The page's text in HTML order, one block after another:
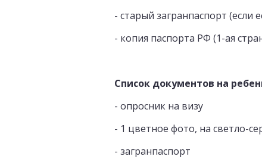
- старый загранпаспорт (если
- копия паспорта РФ (1-ая
Список документов на
- опросник на визу
- 1 цветное фото, на светло-
- загранпаспорт